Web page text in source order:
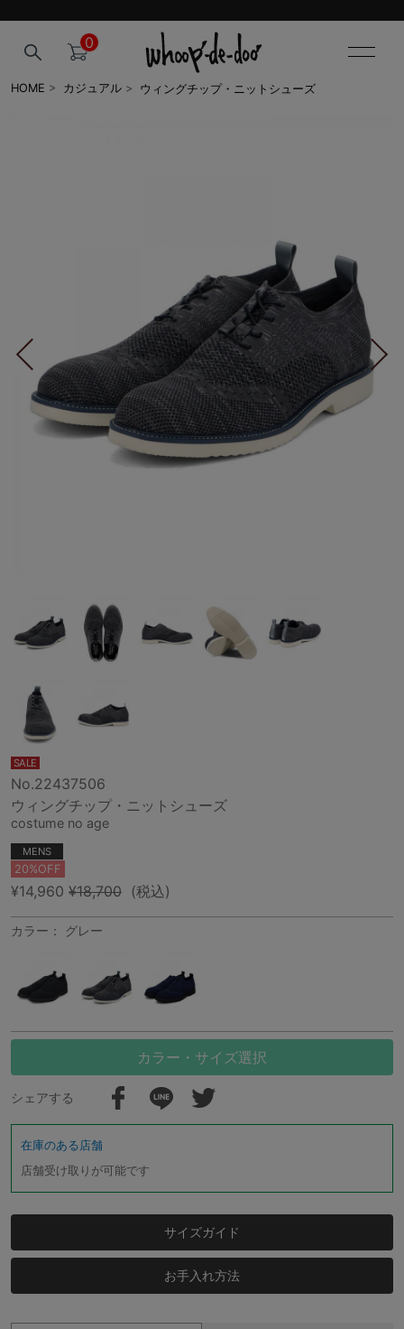
0
HOME > カジュアル > ウィングチップ・ニットシューズ
SALE
No.22437506
ウィングチップ・ニットシューズ
costume no age
MENS
20%OFF
¥14,960 ¥18,700 (税込)
カラー： グレー
カラー・サイズ選択
シェアする
在庫のある店舗
店舗受け取りが可能です
サイズガイド
お手入れ方法